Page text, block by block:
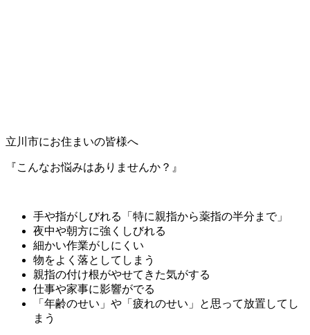
立川市にお住まいの皆様へ
『こんなお悩みはありませんか？』
手や指がしびれる「特に親指から薬指の半分まで」
夜中や朝方に強くしびれる
細かい作業がしにくい
物をよく落としてしまう
親指の付け根がやせてきた気がする
仕事や家事に影響がでる
「年齢のせい」や「疲れのせい」と思って放置してし
まう